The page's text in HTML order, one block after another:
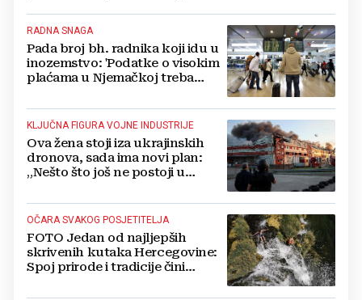
RADNA SNAGA
Pada broj bh. radnika koji idu u
inozemstvo: 'Podatke o visokim
plaćama u Njemačkoj treba
KLJUČNA FIGURA VOJNE INDUSTRIJE
Ova žena stoji iza ukrajinskih
dronova, sada ima novi plan:
„Nešto što još ne postoji u
OČARA SVAKOG POSJETITELJA
FOTO Jedan od najljepših
skrivenih kutaka Hercegovine:
Spoj prirode i tradicije čini
destinacijom